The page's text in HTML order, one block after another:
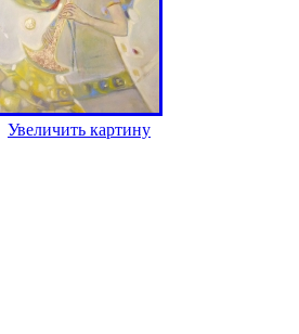
Увеличить картину